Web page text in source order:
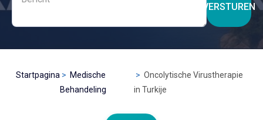
VERSTUREN
Startpagina
Medische
Behandeling
Oncolytische Virustherapie
in Turkije